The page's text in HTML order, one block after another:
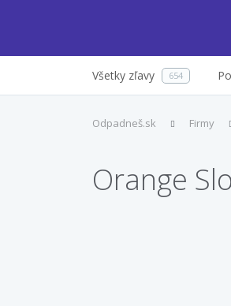
Všetky zľavy 654
Odpadneš.sk Firmy
Orange